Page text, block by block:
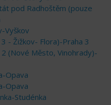
pod Radhoštěm (pouze
Vyškov
- Žižkov- Flora)-Praha 3
(Nové Město, Vinohrady)-
Opava
Opava
Studénka